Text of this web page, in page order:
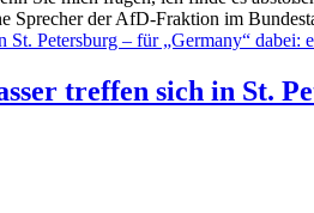
Sprecher der AfD-Fraktion im
treffen sich in St.